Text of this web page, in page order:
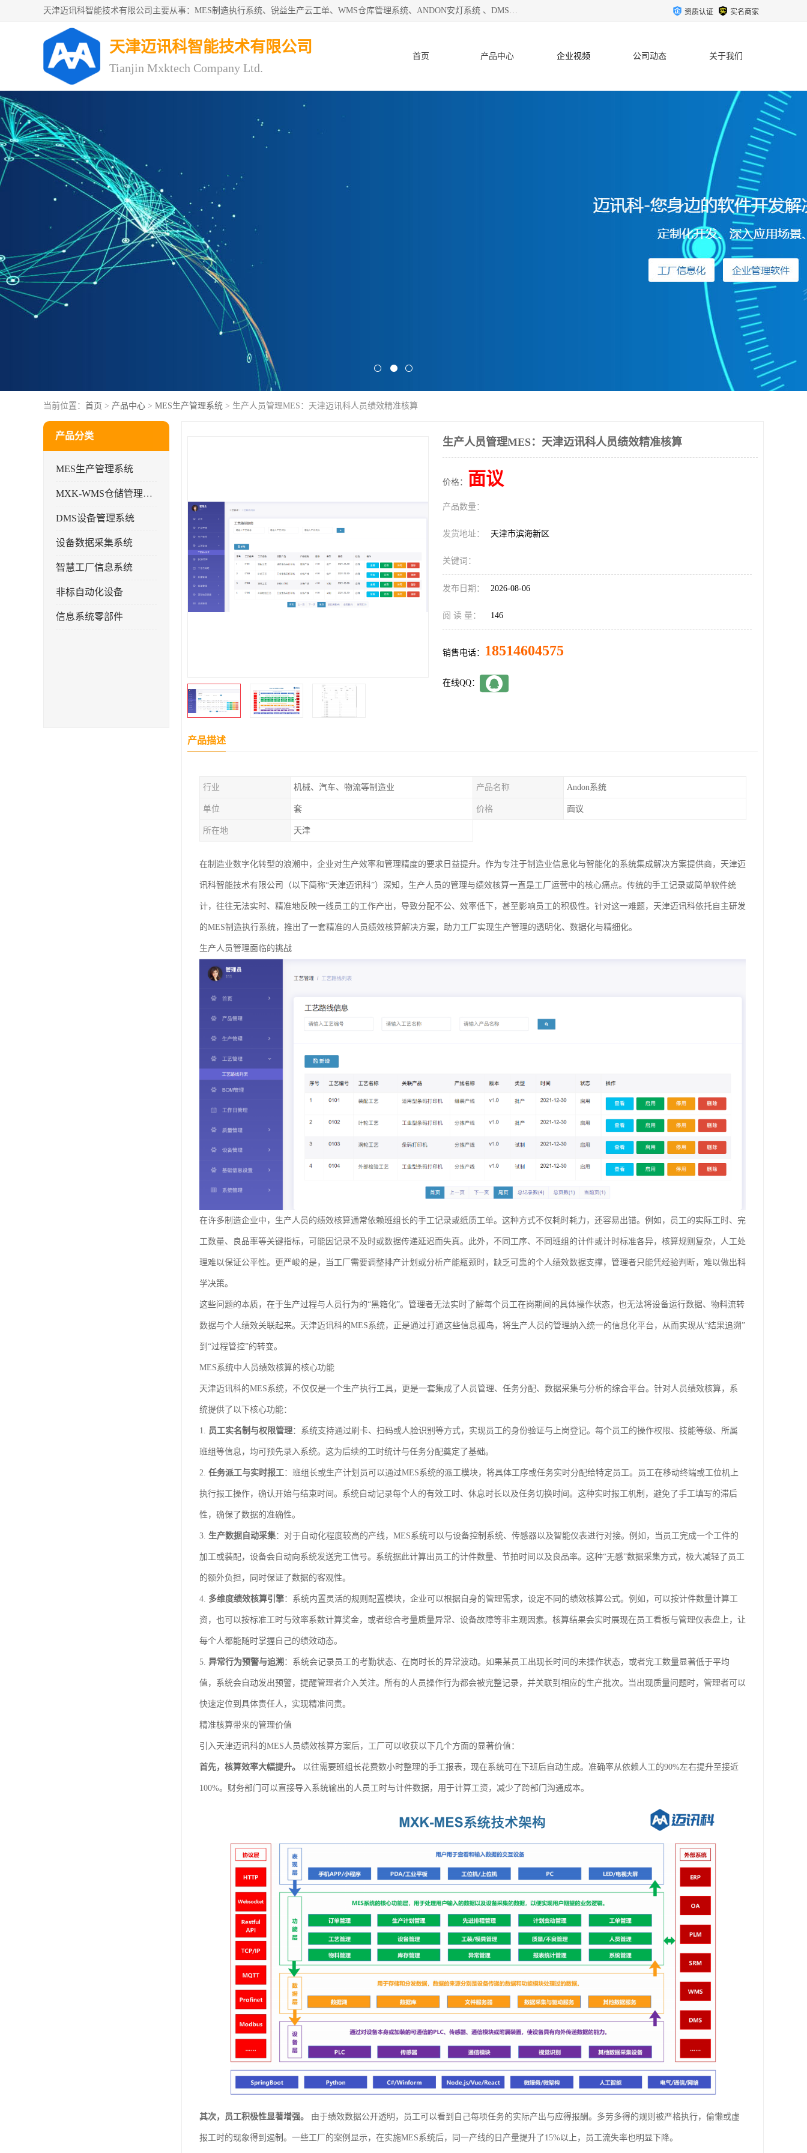
天津迈讯科智能技术有限公司主要从事：MES制造执行系统、锐益生产云工单、WMS仓库管理系统、ANDON安灯系统 、DMS设备管理系统、电气设备健康监测系统、工厂可视化管理、数字化车间；公司是一家专注于企业及制造业信息化、智能化的信息系统集成解决方案提供商的高新技术企业。为企业提供全套的软硬件信息系统集成及安装部署服务。 资质认证 实名商家
天津迈讯科智能技术有限公司
Tianjin Mxktech Company Ltd.
首页 产品中心 企业视频 公司动态 关于我们
当前位置： 首页 > 产品中心 > MES生产管理系统 > 生产人员管理MES：天津迈讯科人员绩效精准核算
产品分类
MES生产管理系统
MXK-WMS仓储管理系统
DMS设备管理系统
设备数据采集系统
智慧工厂信息系统
非标自动化设备
信息系统零部件
生产人员管理MES：天津迈讯科人员绩效精准核算
价格： 面议
产品数量：
发货地址： 天津市滨海新区
关键词：
发布日期： 2026-08-06
阅 读 量： 146
销售电话： 18514604575
在线QQ：
产品描述
行业 机械、汽车、物流等制造业 产品名称 Andon系统
单位 套 价格 面议
所在地 天津
在制造业数字化转型的浪潮中，企业对生产效率和管理精度的要求日益提升。作为专注于制造业信息化与智能化的系统集成解决方案提供商，天津迈
讯科智能技术有限公司（以下简称“天津迈讯科”）深知，生产人员的管理与绩效核算一直是工厂运营中的核心痛点。传统的手工记录或简单软件统
计，往往无法实时、精准地反映一线员工的工作产出，导致分配不公、效率低下，甚至影响员工的积极性。针对这一难题，天津迈讯科依托自主研发
的MES制造执行系统，推出了一套精准的人员绩效核算解决方案，助力工厂实现生产管理的透明化、数据化与精细化。
生产人员管理面临的挑战
在许多制造企业中，生产人员的绩效核算通常依赖班组长的手工记录或纸质工单。这种方式不仅耗时耗力，还容易出错。例如，员工的实际工时、完
工数量、良品率等关键指标，可能因记录不及时或数据传递延迟而失真。此外，不同工序、不同班组的计件或计时标准各异，核算规则复杂，人工处
理难以保证公平性。更严峻的是，当工厂需要调整排产计划或分析产能瓶颈时，缺乏可靠的个人绩效数据支撑，管理者只能凭经验判断，难以做出科
学决策。
这些问题的本质，在于生产过程与人员行为的“黑箱化”。管理者无法实时了解每个员工在岗期间的具体操作状态，也无法将设备运行数据、物料流转
数据与个人绩效关联起来。天津迈讯科的MES系统，正是通过打通这些信息孤岛，将生产人员的管理纳入统一的信息化平台，从而实现从“结果追溯”
到“过程管控”的转变。
MES系统中人员绩效核算的核心功能
天津迈讯科的MES系统，不仅仅是一个生产执行工具，更是一套集成了人员管理、任务分配、数据采集与分析的综合平台。针对人员绩效核算，系
统提供了以下核心功能：
1. 员工实名制与权限管理：系统支持通过刷卡、扫码或人脸识别等方式，实现员工的身份验证与上岗登记。每个员工的操作权限、技能等级、所属
班组等信息，均可预先录入系统。这为后续的工时统计与任务分配奠定了基础。
2. 任务派工与实时报工：班组长或生产计划员可以通过MES系统的派工模块，将具体工序或任务实时分配给特定员工。员工在移动终端或工位机上
执行报工操作，确认开始与结束时间。系统自动记录每个人的有效工时、休息时长以及任务切换时间。这种实时报工机制，避免了手工填写的滞后
性，确保了数据的准确性。
3. 生产数据自动采集：对于自动化程度较高的产线，MES系统可以与设备控制系统、传感器以及智能仪表进行对接。例如，当员工完成一个工件的
加工或装配，设备会自动向系统发送完工信号。系统据此计算出员工的计件数量、节拍时间以及良品率。这种“无感”数据采集方式，极大减轻了员工
的额外负担，同时保证了数据的客观性。
4. 多维度绩效核算引擎：系统内置灵活的规则配置模块，企业可以根据自身的管理需求，设定不同的绩效核算公式。例如，可以按计件数量计算工
资，也可以按标准工时与效率系数计算奖金，或者综合考量质量异常、设备故障等非主观因素。核算结果会实时展现在员工看板与管理仪表盘上，让
每个人都能随时掌握自己的绩效动态。
5. 异常行为预警与追溯 ：系统会记录员工的考勤状态、在岗时长的异常波动。如果某员工出现长时间的未操作状态，或者完工数量显著低于平均
值，系统会自动发出预警，提醒管理者介入关注。所有的人员操作行为都会被完整记录，并关联到相应的生产批次。当出现质量问题时，管理者可以
快速定位到具体责任人，实现精准问责。
精准核算带来的管理价值
引入天津迈讯科的MES人员绩效核算方案后，工厂可以收获以下几个方面的显著价值：
首先，核算效率大幅提升。 以往需要班组长花费数小时整理的手工报表，现在系统可在下班后自动生成。准确率从依赖人工的90%左右提升至接近
100%。财务部门可以直接导入系统输出的人员工时与计件数据，用于计算工资，减少了跨部门沟通成本。
其次，员工积极性显著增强。 由于绩效数据公开透明，员工可以看到自己每项任务的实际产出与应得报酬。多劳多得的规则被严格执行，偷懒或虚
报工时的现象得到遏制。一些工厂的案例显示，在实施MES系统后，同一产线的日产量提升了15%以上，员工流失率也明显下降。